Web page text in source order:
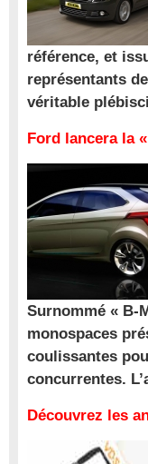
référence, et
représentants
véritable
Ford lancera la
Surnommé « B-
monospaces
coulissantes
concurrentes.
Découvrez les